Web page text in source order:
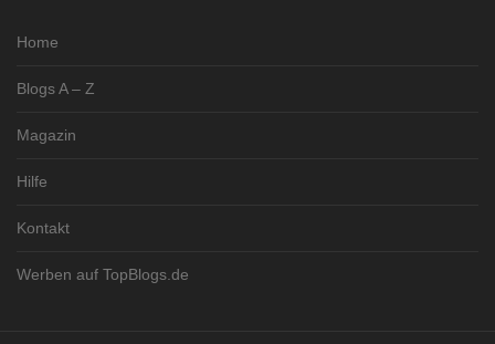
Home
Blogs A – Z
Magazin
Hilfe
Kontakt
Werben auf TopBlogs.de